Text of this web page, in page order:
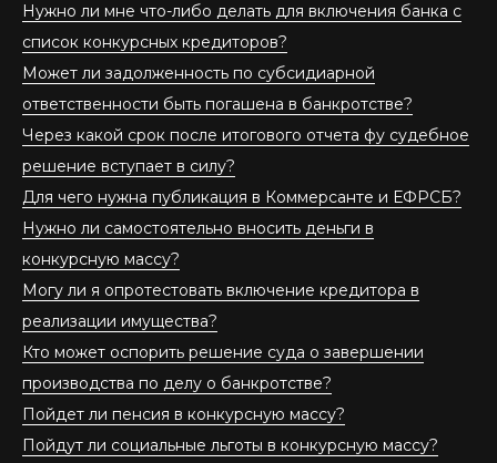
Нужно ли мне что-либо делать для включения банка с
список конкурсных кредиторов?
Может ли задолженность по субсидиарной
ответственности быть погашена в банкротстве?
Через какой срок после итогового отчета фу судебное
решение вступает в силу?
Для чего нужна публикация в Коммерсанте и ЕФРСБ?
Нужно ли самостоятельно вносить деньги в
конкурсную массу?
Могу ли я опротестовать включение кредитора в
реализации имущества?
Кто может оспорить решение суда о завершении
производства по делу о банкротстве?
Пойдет ли пенсия в конкурсную массу?
Пойдут ли социальные льготы в конкурсную массу?